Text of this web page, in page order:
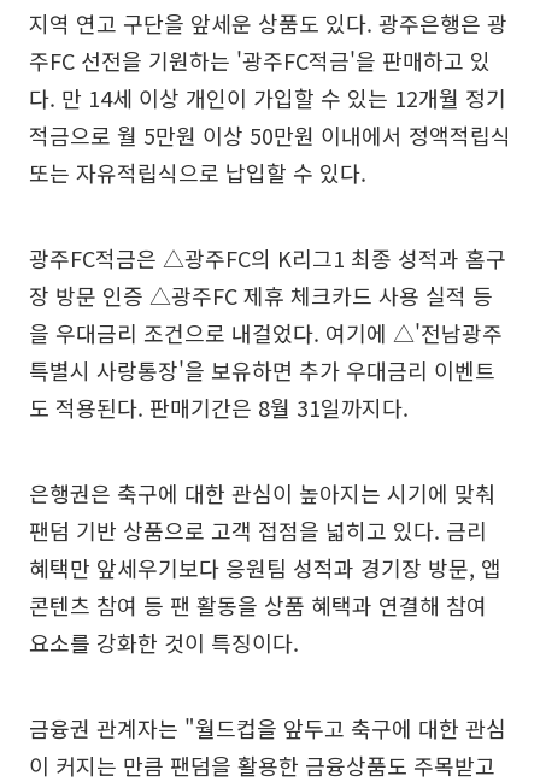
지역 연고 구단을 앞세운 상품도 있다. 광주은행은 광
주FC 선전을 기원하는 '광주FC적금'을 판매하고 있
다. 만 14세 이상 개인이 가입할 수 있는 12개월 정기
적금으로 월 5만원 이상 50만원 이내에서 정액적립식
또는 자유적립식으로 납입할 수 있다.
광주FC적금은 △광주FC의 K리그1 최종 성적과 홈구
장 방문 인증 △광주FC 제휴 체크카드 사용 실적 등
을 우대금리 조건으로 내걸었다. 여기에 △'전남광주
특별시 사랑통장'을 보유하면 추가 우대금리 이벤트
도 적용된다. 판매기간은 8월 31일까지다.
은행권은 축구에 대한 관심이 높아지는 시기에 맞춰
팬덤 기반 상품으로 고객 접점을 넓히고 있다. 금리
혜택만 앞세우기보다 응원팀 성적과 경기장 방문, 앱
콘텐츠 참여 등 팬 활동을 상품 혜택과 연결해 참여
요소를 강화한 것이 특징이다.
금융권 관계자는 "월드컵을 앞두고 축구에 대한 관심
이 커지는 만큼 팬덤을 활용한 금융상품도 주목받고